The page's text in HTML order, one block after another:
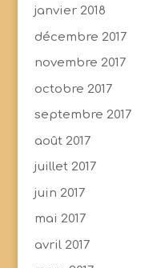
janvier 2018
décembre 2017
novembre 2017
octobre 2017
septembre 2017
août 2017
juillet 2017
juin 2017
mai 2017
avril 2017